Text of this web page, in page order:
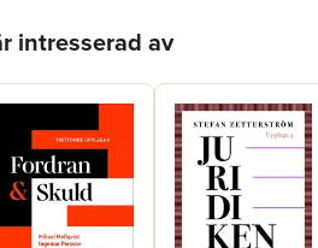
intresserad av